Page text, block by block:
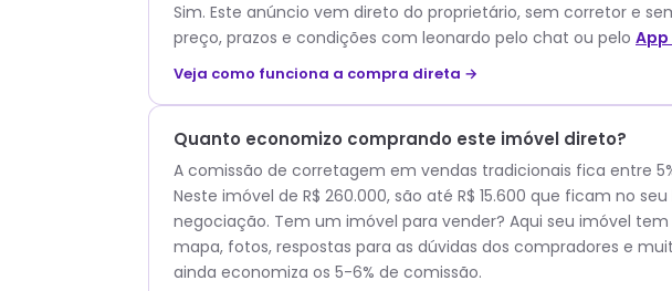
Sim. Este anúncio vem direto do proprietário, sem corretor e
preço, prazos e condições com leonardo pelo chat ou pelo
Veja como funciona a compra direta →
Quanto economizo comprando este imóvel direto?
A comissão de corretagem em vendas tradicionais fica entre
Neste imóvel de R$ 260.000, são até R$ 15.600 que ficam no
negociação. Tem um imóvel para vender? Aqui seu imóvel
mapa, fotos, respostas para as dúvidas dos compradores e
ainda economiza os 5-6% de comissão.